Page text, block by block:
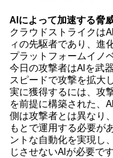
AIによって加速する脅
クラウドストライクは
ィの先駆者であり、進
プラットフォームイノ
今日の攻撃者はAIを武
スピードで攻撃を拡大
実に獲得するには、攻
を前提に構築された、
側は攻撃者とは異なり
もとで運用する必要が
ントな自動化を実現し
じさせないAIが必要です